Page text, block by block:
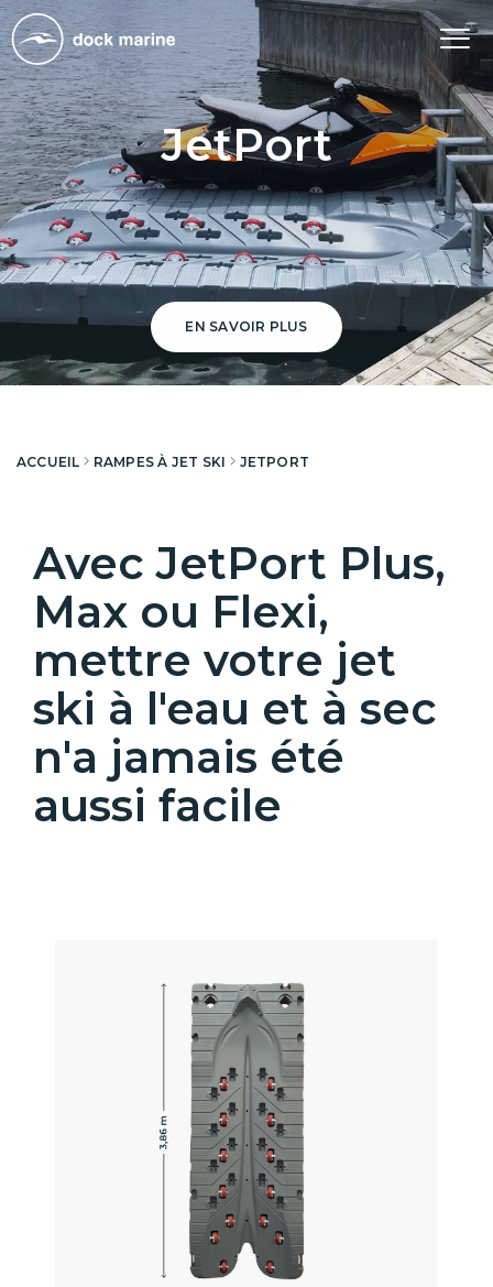
JetPort
EN SAVOIR PLUS
ACCUEIL RAMPES À JET SKI JETPORT
Avec JetPort Plus,
Max ou Flexi,
mettre votre jet
ski à l'eau et à sec
n'a jamais été
aussi facile